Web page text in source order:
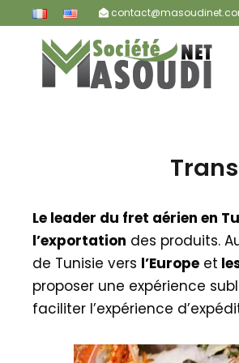
Le leader du fret aérien en
l’exportation des produits.
de Tunisie vers l’Europe et
proposer une expérience
faciliter l’expérience